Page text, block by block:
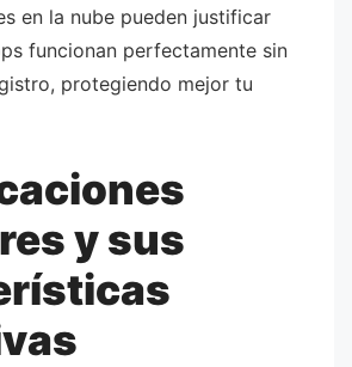
en la nube pueden justificar
funcionan perfectamente sin
protegiendo mejor tu
y sus